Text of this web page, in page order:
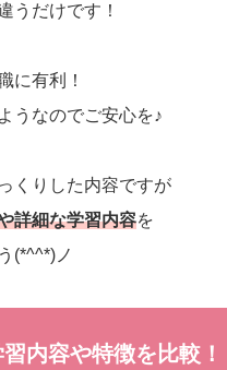
うだけです！
に有利！
うなのでご安心を♪
くりした内容ですが
詳細な学習内容を
(*^^*)ノ
内容や特徴を比較！